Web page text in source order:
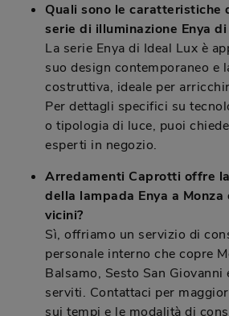
Quali sono le caratteristiche
serie di illuminazione Enya
La serie Enya di Ideal Lux è
suo design contemporaneo e
costruttiva, ideale per
Per dettagli specifici su
o tipologia di luce, puoi
esperti in negozio.
Arredamenti Caprotti offre
della lampada Enya a Monza
vicini?
Sì, offriamo un servizio di
personale interno che copre
Balsamo, Sesto San
serviti. Contattaci per
sui tempi e le modalità di